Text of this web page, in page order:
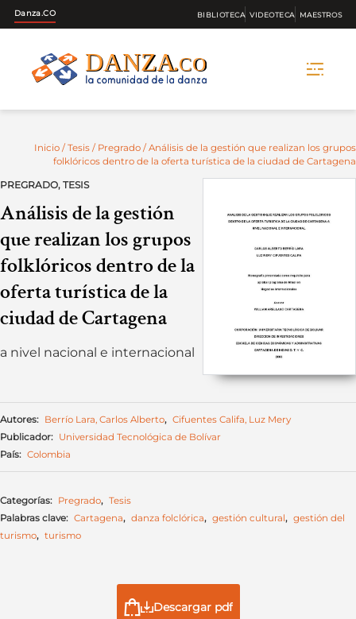
Danza.CO BIBLIOTECA VIDEOTECA MAESTROS
Inicio / Tesis / Pregrado / Análisis de la gestión que realizan los grupos
folklóricos dentro de la oferta turística de la ciudad de Cartagena
PREGRADO, TESIS
Análisis de la gestión
que realizan los grupos
folklóricos dentro de la
oferta turística de la
ciudad de Cartagena
a nivel nacional e internacional
Autores: Berrío Lara, Carlos Alberto, Cifuentes Califa, Luz Mery
Publicador: Universidad Tecnológica de Bolívar
País: Colombia
Categorías: Pregrado, Tesis
Palabras clave: Cartagena, danza folclórica, gestión cultural, gestión del
turismo, turismo
Descargar pdf